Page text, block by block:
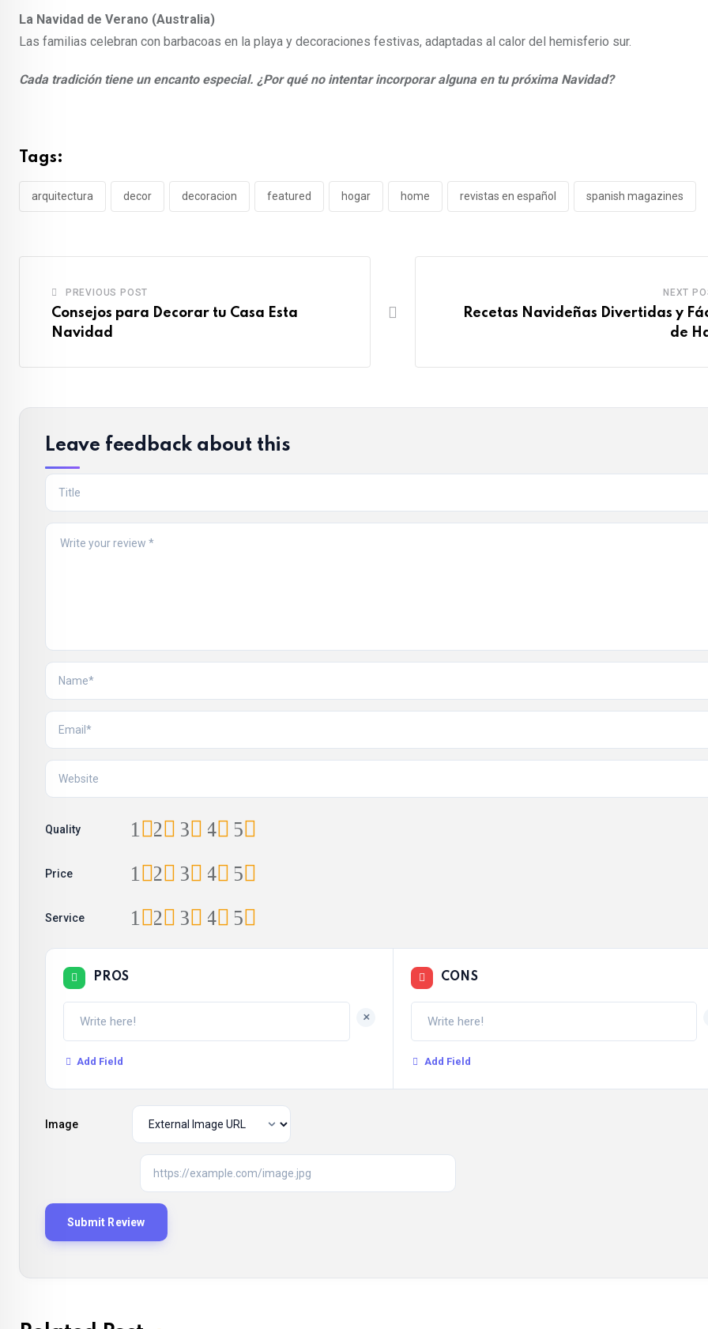
La Navidad de Verano (Australia)
Las familias celebran con barbacoas en la playa y decoraciones festivas, adaptadas al calor del hemisferio sur.
Cada tradición tiene un encanto especial. ¿Por qué no intentar incorporar alguna en tu próxima Navidad?
Tags:
arquitectura decor decoracion featured hogar home revistas en español spanish magazines
PREVIOUS POST
Consejos para Decorar tu Casa Esta
Navidad
NEXT
Recetas Navideñas Divertidas y
de
Leave feedback about this
Quality 5
4
3
2
1
Price 5
4
3
2
1
Service 5
4
3
2
1
PROS
+
Add Field
CONS
Add Field
Image